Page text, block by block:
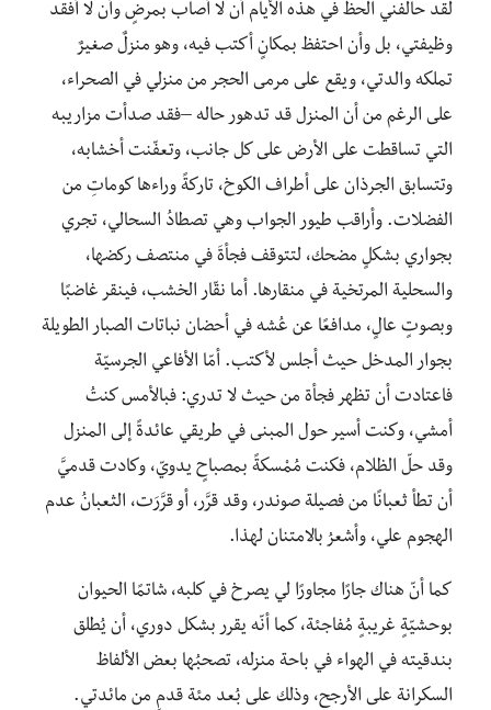
لقد حالفني الحظ في هذه الأيام أن لا أصاب بمرضٍ وأن لا أفقد
وظيفتي، بل وأن احتفظ بمكانٍ أكتب فيه، وهو منزلٌ صغيرٌ
تملكه والدتي، ويقع على مرمى الحجر من منزلي في الصحراء،
على الرغم من أن المنزل قد تدهور حاله –فقد صدأت مزاريبه
التي تساقطت على الأرض على كل جانب، وتعفّنت أخشابه،
وتتسابق الجرذان على أطراف الكوخ، تاركةً وراءها كوماتِ من
الفضلات. وأراقب طيور الجواب وهي تصطادُ السحالي، تجري
بجواري بشكلٍ مضحك، لتتوقف فجأةَ في منتصف ركضها،
والسحلية المرتخية في منقارها. أما نقّار الخشب، فينقر غاضبًا
وبصوتٍ عالٍ، مدافعًا عن عُشه في أحضان نباتات الصبار الطويلة
بجوار المدخل حيث أجلس لأكتب. أمّا الأفاعي الجرسيّة
فاعتادت أن تظهر فجأة من حيث لا تدري: فبالأمس كنتُ
أمشي، وكنت أسير حول المبنى في طريقي عائدةً إلى المنزل
وقد حلّ الظلام، فكنت مُمْسكةً بمصباحٍ يدويّ، وكادت قدميَّ
أن تطأ ثعبانًا من فصيلة صوندر، وقد قرَّر، أو قرَّرَت، الثعبانُ عدم
الهجوم علي، وأشعرُ بالامتنان لهذا.
كما أنّ هناك جارًا مجاورًا لي يصرخ في كلبه، شاتمًا الحيوان
بوحشيّةٍ غريبةٍ مُفاجئة، كما أنّه يقرر بشكل دوري، أن يُطلق
بندقيته في الهواء في باحة منزله، تصحبُها بعض الألفاظ
السكرانة على الأرجح، وذلك على بُعد مئة قدمٍ من مائدتي.